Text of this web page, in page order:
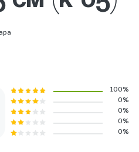
100%
0%
0%
0%
0%